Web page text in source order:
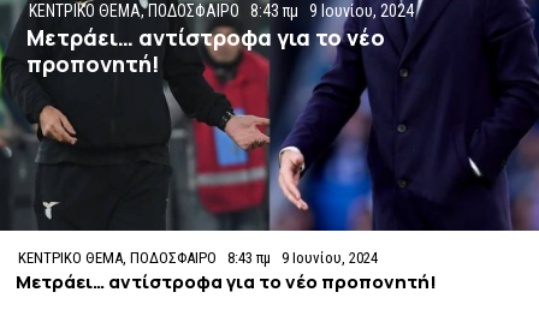
ΚΕΝΤΡΙΚΟ ΘΕΜΑ,ΠΟΔΟΣΦΑΙΡΟ 8:43 πμ 9 Ιουνίου, 2024
Μετράει… αντίστροφα για το νέο
προπονητή!
ΚΕΝΤΡΙΚΟ ΘΕΜΑ ,ΠΟΔΟΣΦΑΙΡΟ 8:43 πμ 9 Ιουνίου, 2024
Μετράει… αντίστροφα για το νέο προπονητή!